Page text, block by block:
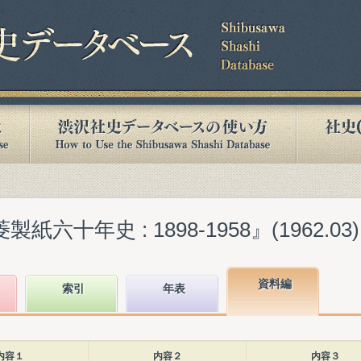
紙六十年史 : 1898-1958』(1962.03)
索引 年表 資料編
容１ 内容２ 内容３